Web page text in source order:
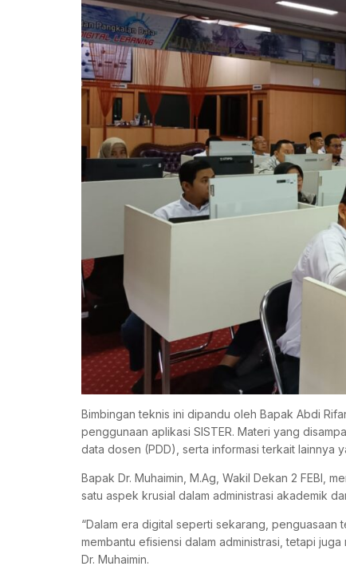
Bimbingan teknis ini dipandu oleh Bapak Abdi
penggunaan aplikasi SISTER. Materi yang
data dosen (PDD), serta informasi terkait lainnya
Bapak Dr. Muhaimin, M.Ag, Wakil Dekan 2 FEBI,
satu aspek krusial dalam administrasi akademik
“Dalam era digital seperti sekarang, penguasaan
membantu efisiensi dalam administrasi, tetapi
Dr. Muhaimin.